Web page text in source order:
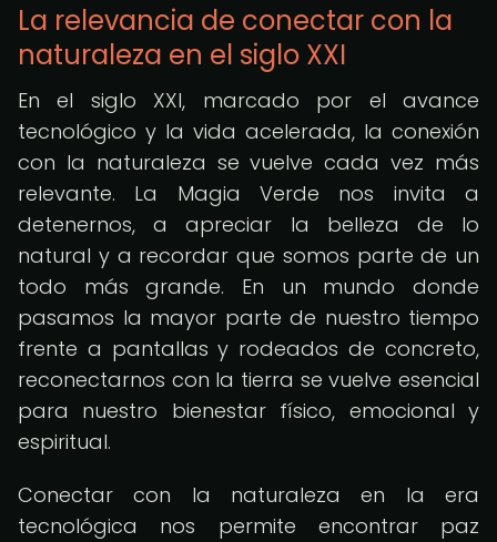
La relevancia de conectar con la
naturaleza en el siglo XXI
En el siglo XXI, marcado por el avance
tecnológico y la vida acelerada, la conexión
con la naturaleza se vuelve cada vez más
relevante. La Magia Verde nos invita a
detenernos, a apreciar la belleza de lo
natural y a recordar que somos parte de un
todo más grande. En un mundo donde
pasamos la mayor parte de nuestro tiempo
frente a pantallas y rodeados de concreto,
reconectarnos con la tierra se vuelve esencial
para nuestro bienestar físico, emocional y
espiritual.
Conectar con la naturaleza en la era
tecnológica nos permite encontrar paz